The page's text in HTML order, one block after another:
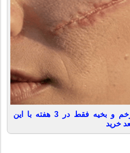
کاهش چشمگیر جای زخم و بخیه فقط در 3 هفته با این
خرید